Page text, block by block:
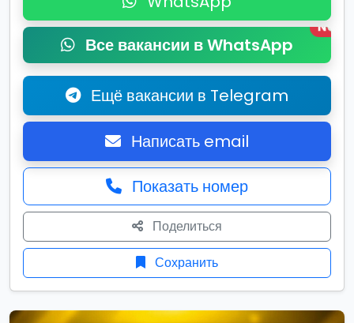
Все вакансии в WhatsApp
New
Ещё вакансии в Telegram
Написать email
Показать номер
Поделиться
Сохранить